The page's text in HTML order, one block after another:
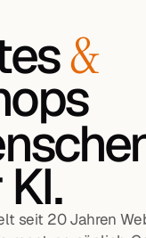
&
seit 20 Jahren